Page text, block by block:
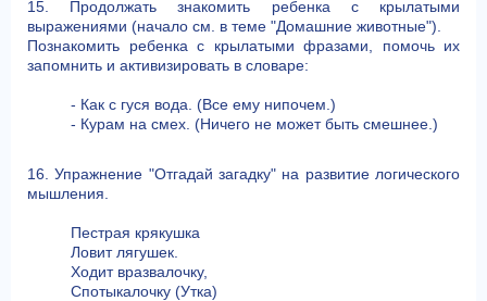
15. Продолжать знакомить ребенка с крылатыми
выражениями (начало см. в теме "Домашние животные").
Познакомить ребенка с крылатыми фразами, помочь их
запомнить и активизировать в словаре:
- Как с гуся вода. (Все ему нипочем.)
- Курам на смех. (Ничего не может быть смешнее.)
16. Упражнение "Отгадай загадку" на развитие логического
мышления.
Пестрая крякушка
Ловит лягушек.
Ходит вразвалочку,
Спотыкалочку (Утка)